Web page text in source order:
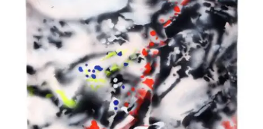
Jean-Pierre Le Boul’ch – Guerre